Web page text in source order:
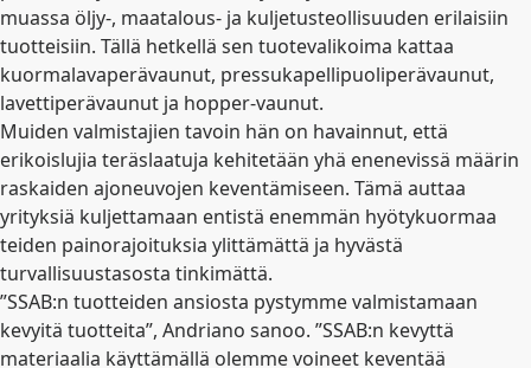
muassa öljy-, maatalous- ja kuljetusteollisuuden erilaisiin
tuotteisiin. Tällä hetkellä sen tuotevalikoima kattaa
kuormalavaperävaunut, pressukapellipuoliperävaunut,
lavettiperävaunut ja hopper-vaunut.
Muiden valmistajien tavoin hän on havainnut, että
erikoislujia teräslaatuja kehitetään yhä enenevissä määrin
raskaiden ajoneuvojen keventämiseen. Tämä auttaa
yrityksiä kuljettamaan entistä enemmän hyötykuormaa
teiden painorajoituksia ylittämättä ja hyvästä
turvallisuustasosta tinkimättä.
”SSAB:n tuotteiden ansiosta pystymme valmistamaan
kevyitä tuotteita”, Andriano sanoo. ”SSAB:n kevyttä
materiaalia käyttämällä olemme voineet keventää